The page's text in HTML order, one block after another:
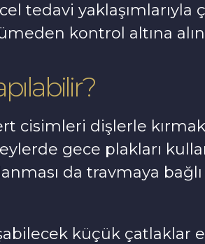
tedavi
kontrol altına
cisimleri dişlerle
gece plakları
da travmaya
küçük çatlaklar